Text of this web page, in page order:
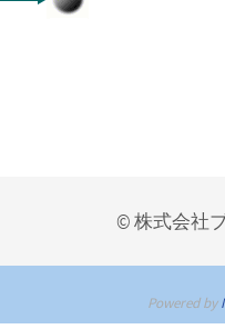
© 株式会社
Powered by